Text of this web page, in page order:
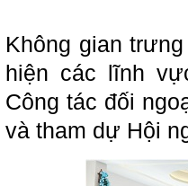
Không gian
hiện các lĩnh
Công tác đối
và tham dự Hội